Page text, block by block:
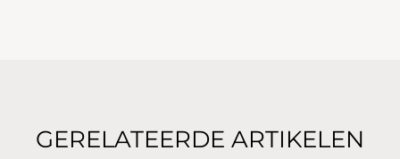
GERELATEERDE ARTIKELEN